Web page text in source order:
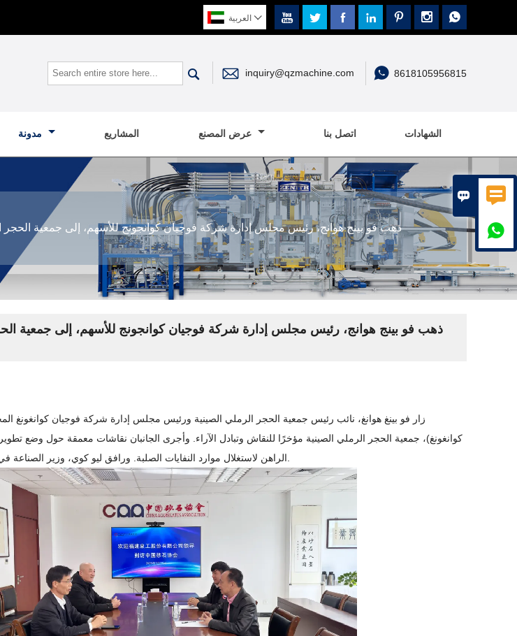
 

       العربية 
  inquiry@qzmachine.com  8618105956815
المشاريع عرض المصنع اتصل بنا الشهادات
ذهب فو بينج هوانج، رئيس مجلس إدارة شركة فوجيان كوانجونج للأسهم، إلى جمعية الحجر
ذهب فو بينج هوانج، رئيس مجلس إدارة شركة فوجيان كوانجونج للأسهم، إلى جمعية
زار فو بينغ هوانغ، نائب رئيس جمعية الحجر الرملي الصينية ورئيس مجلس إدارة شركة فوجيان كوانغونغ
كوانغونغ)، جمعية الحجر الرملي الصينية مؤخرًا للنقاش وتبادل الآراء. وأجرى الجانبان نقاشات معمقة حول وضع